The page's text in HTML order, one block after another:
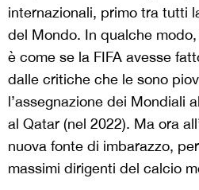
internazionali, primo tra tutti
del Mondo. In qualche
è come se la FIFA avesse
dalle critiche che le sono
l’assegnazione dei Mondiali
al Qatar (nel 2022). Ma ora
nuova fonte di imbarazzo,
massimi dirigenti del calcio